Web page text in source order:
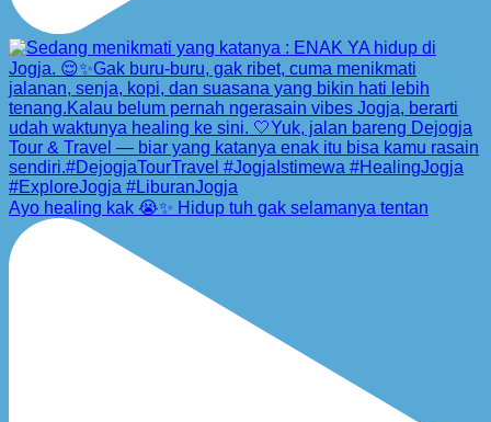
Ayo healing kak 😭✨ Hidup tuh gak selamanya tentan